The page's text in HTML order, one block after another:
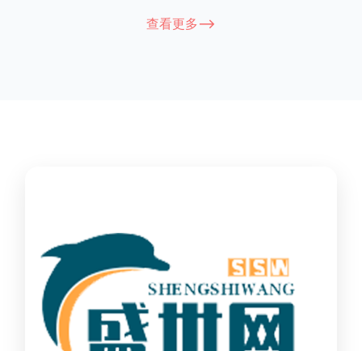
或者咨询厂家客服以获取更准确的信息。
查看更多-->